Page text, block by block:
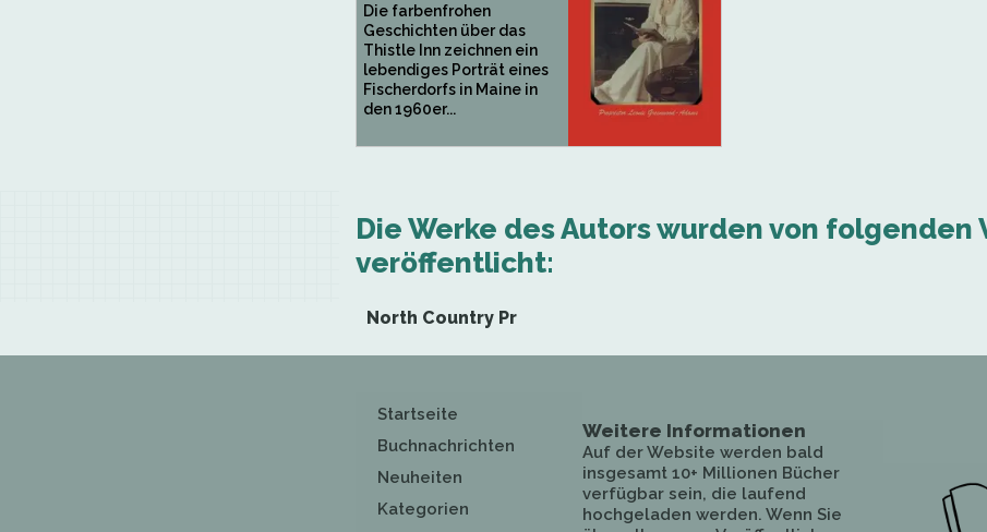
Die farbenfrohen
Geschichten über das
Thistle Inn zeichnen ein
lebendiges Porträt eines
Fischerdorfs in Maine in
den 1960er...
Die Werke des Autors wurden von folgenden
veröffentlicht:
North Country Pr
Startseite
Buchnachrichten
Neuheiten
Kategorien
Weitere Informationen
Auf der Website werden bald
insgesamt 10+ Millionen Bücher
verfügbar sein, die laufend
hochgeladen werden. Wenn Sie